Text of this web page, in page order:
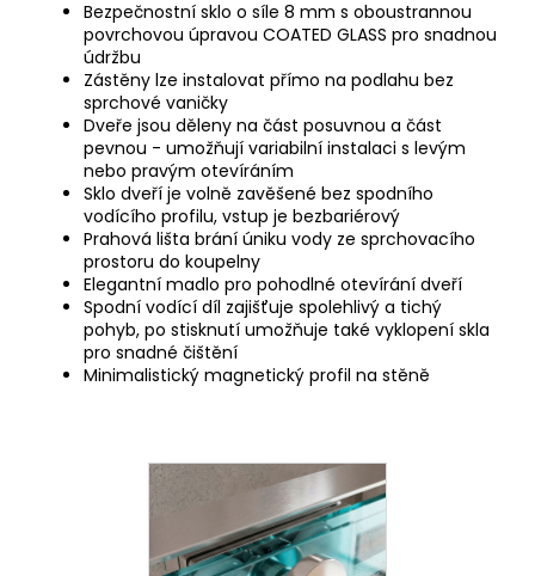
Bezpečnostní sklo o síle 8 mm s oboustrannou
povrchovou úpravou COATED GLASS pro snadnou
údržbu
Zástěny lze instalovat přímo na podlahu bez
sprchové vaničky
Dveře jsou děleny na část posuvnou a část
pevnou - umožňují variabilní instalaci s levým
nebo pravým otevíráním
Sklo dveří je volně zavěšené bez spodního
vodícího profilu, vstup je bezbariérový
Prahová lišta brání úniku vody ze sprchovacího
prostoru do koupelny
Elegantní madlo pro pohodlné otevírání dveří
Spodní vodící díl zajišťuje spolehlivý a tichý
pohyb, po stisknutí umožňuje také vyklopení skla
pro snadné čištění
Minimalistický magnetický profil na stěně